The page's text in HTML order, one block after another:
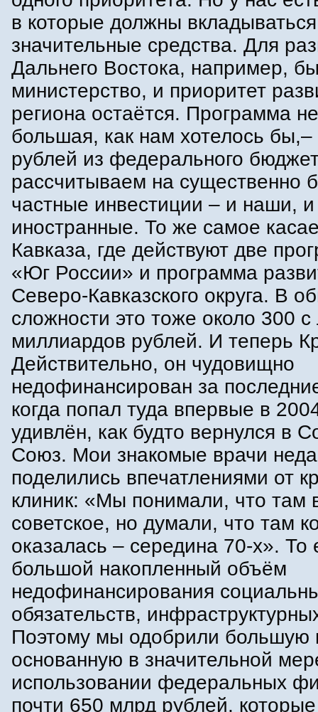
в которые должны
значительные средства. Для
Дальнего Востока, например,
министерство, и приоритет
региона остаётся. Программа
большая, как нам хотелось
рублей из федерального
рассчитываем на существенно
частные инвестиции – и наши, и
иностранные. То же самое
Кавказа, где действуют две
«Юг России» и программа
Северо-Кавказского округа. В
сложности это тоже около 300
миллиардов рублей. И теперь
Действительно, он чудовищно
недофинансирован за
когда попал туда впервые в
удивлён, как будто вернулся в
Союз. Мои знакомые врачи
поделились впечатлениями от
клиник: «Мы понимали, что там
советское, но думали, что там
оказалась – середина 70-х». То
большой накопленный объём
недофинансирования
обязательств,
Поэтому мы одобрили большую
основанную в значительной
использовании федеральных
почти 650 млрд рублей,